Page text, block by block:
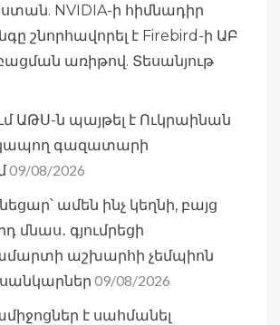
NVIDIA-ի հիմնադիր
շնորհավորել է Firebird-ի ԱԲ
առիթով. Տեսանյութ
ԱԹՍ-ն պայթել է Ուկրաինան
կապող գազատարի
09/08/2026
ամեն ինչ կեղնի, բայց
մնաս․ գյումրեցի
աշխարհի չեմպիոն
09/08/2026
է սահմանել